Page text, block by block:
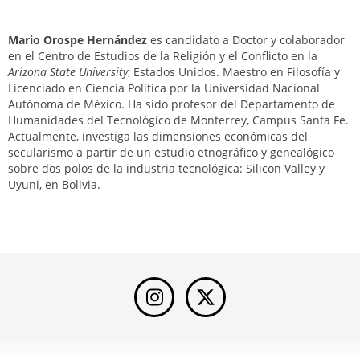
Mario Orospe Hernández es candidato a Doctor y colaborador
en el Centro de Estudios de la Religión y el Conflicto en la
Arizona State University, Estados Unidos. Maestro en Filosofía y
Licenciado en Ciencia Política por la Universidad Nacional
Autónoma de México. Ha sido profesor del Departamento de
Humanidades del Tecnológico de Monterrey, Campus Santa Fe.
Actualmente, investiga las dimensiones económicas del
secularismo a partir de un estudio etnográfico y genealógico
sobre dos polos de la industria tecnológica: Silicon Valley y
Uyuni, en Bolivia.